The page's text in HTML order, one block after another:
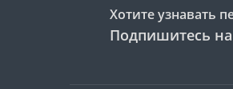
Хотите узнавать
Подпишитесь